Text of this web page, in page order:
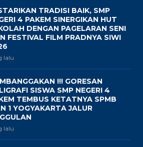
TRADISI BAIK, SMP
4 PAKEM SINERGIKAN HUT
DENGAN PAGELARAN SENI
FESTIVAL FILM PRADNYA SIWI
lalu
!!! GORESAN
SISWA SMP NEGERI 4
TEMBUS KETATNYA SPMB
1 YOGYAKARTA JALUR
lalu